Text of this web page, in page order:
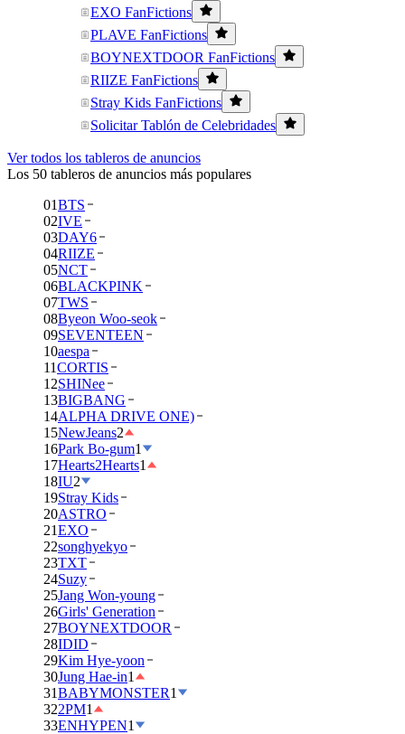
EXO FanFictions
PLAVE FanFictions
BOYNEXTDOOR FanFictions
RIIZE FanFictions
Stray Kids FanFictions
Solicitar Tablón de Celebridades
Ver todos los tableros de anuncios
Los 50 tableros de anuncios más populares
01BTS
02IVE
03DAY6
04RIIZE
05NCT
06BLACKPINK
07TWS
08Byeon Woo-seok
09SEVENTEEN
10aespa
11CORTIS
12SHINee
13BIGBANG
14ALPHA DRIVE ONE)
15NewJeans2
16Park Bo-gum1
17Hearts2Hearts1
18IU2
19Stray Kids
20ASTRO
21EXO
22songhyekyo
23TXT
24Suzy
25Jang Won-young
26Girls' Generation
27BOYNEXTDOOR
28IDID
29Kim Hye-yoon
30Jung Hae-in1
31BABYMONSTER1
322PM1
33ENHYPEN1